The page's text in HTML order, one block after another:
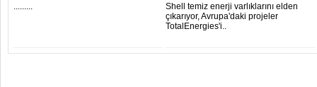
.........
Shell temiz enerji varlıklarını elden
çıkarıyor, Avrupa'daki projeler
TotalEnergies'i..